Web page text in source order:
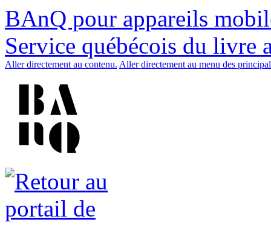
BAnQ pour appareils
Service québécois du livre
Aller directement au contenu. Aller directement au menu des